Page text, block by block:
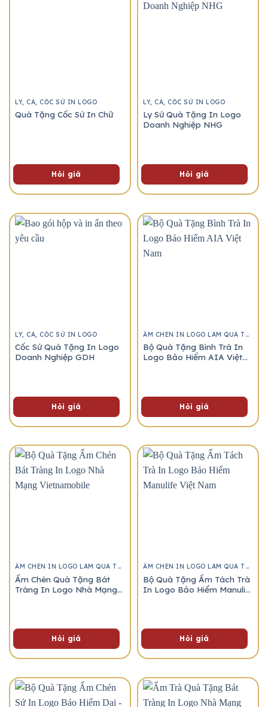
LY, CA, CỐC SỨ IN LOGO
Quà Tặng Cốc Sứ In Chữ
Hỏi giá
LY, CA, CỐC SỨ IN LOGO
Ly Sứ Quà Tặng In Logo
Doanh Nghiệp NHG
Hỏi giá
LY, CA, CỐC SỨ IN LOGO
Cốc Sứ Quà Tặng In Logo
Doanh Nghiệp GDH
Hỏi giá
ẤM CHÉN IN LOGO LÀM QUÀ TẶNG
Bộ Quà Tặng Bình Trà In
Logo Bảo Hiểm AIA Việt
Hỏi giá
ẤM CHÉN IN LOGO LÀM QUÀ TẶNG
Ấm Chén Quà Tặng Bát
Tràng In Logo Nhà Mạng
Hỏi giá
ẤM CHÉN IN LOGO LÀM QUÀ TẶNG
Bộ Quà Tặng Ấm Tách Trà
In Logo Bảo Hiểm Manulife
Hỏi giá